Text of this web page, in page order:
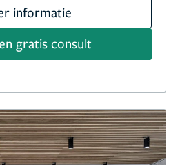
informatie
gratis consult